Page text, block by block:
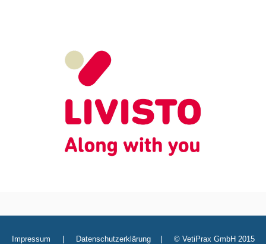
Impressum | Datenschutzerklärung| © VetiPrax GmbH 2015